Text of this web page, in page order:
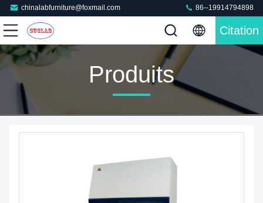
chinalabfurniture@foxmail.com 86--19914794898
Citation
Produits